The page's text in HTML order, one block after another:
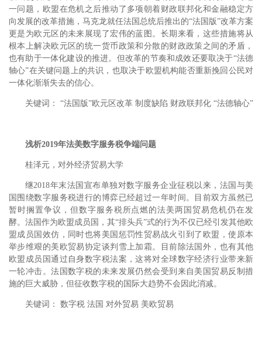
一问题，欧盟在危机之后推动了多项朝着财政联邦化和金融稳定方
向发展的改革措施，马克龙就任法国总统后推出的“法国版”改革方案
更是为欧元区的未来展现了宏伟的蓝图。长期来看，这些措施将从
根本上解决欧元区的统一货币政策和分散的财政政策之间的矛盾，
也有助于一体化建设的推进。但改革的节奏和成效还要取决于“法德
轴心”在关键问题上的共识，也取决于欧盟机构能否重新挽回公民对
一体化渐渐失去的信心。
关键词： “法国版”欧元区改革 制度缺陷 财政联邦化 “法德轴心”
浅析2019年法美数字服务税争端问题
桂泽元，对外经济贸易大学
继2018年末法国宣布单独对数字服务企业征税以来，法国与美
国围绕数字服务税进行的博弈已经超过一年时间。目前双方虽然已
暂时搁置争议，但数字服务税所点燃的法美两国贸易危机仍在发
酵。法国作为欧盟成员国，其“排头兵”式的行为不仅已经引发其他欧
盟成员国效仿，同时也将美国惩罚性贸易战火引到了欧盟，使原本
举步维艰的美欧贸易协定谈判雪上加霜。目前除法国外，也有其他
欧盟成员国通过自身数字税法案，这将对全球数字经济行业带来新
一轮冲击。法国数字税的未来发展仍然会受到来自美国贸易反制措
施的巨大威胁，但征收数字税的国际大趋势不会因此消减。
关键词： 数字税 法国 对外贸易 美欧贸易